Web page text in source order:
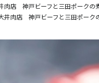
肉店 神戸ビーフと三田ポークの
井肉店 神戸ビーフと三田ポーク